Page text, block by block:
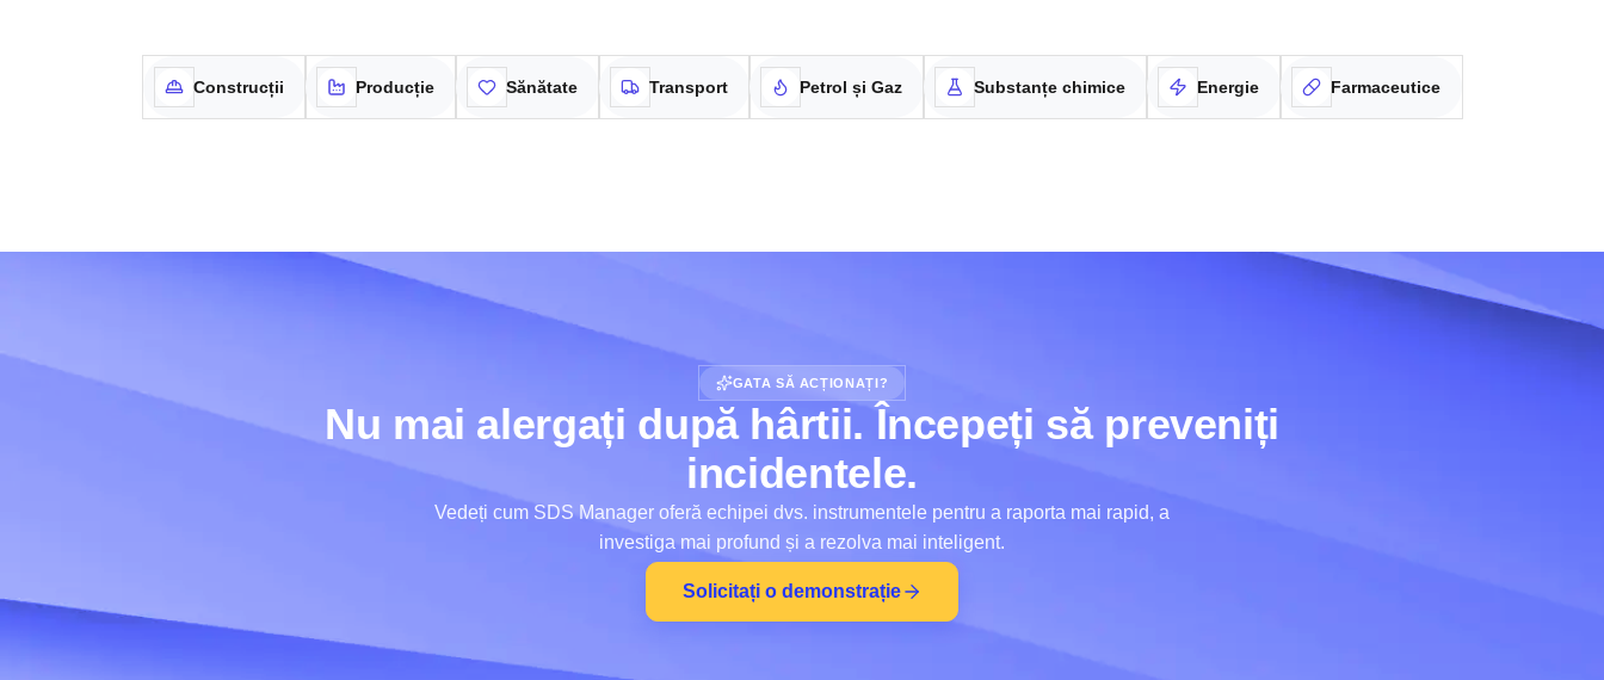
Construcții Producție Sănătate Transport Petrol și Gaz Substanțe chimice Energie Farmaceutice
GATA SĂ ACȚIONAȚI?
Nu mai alergați după hârtii. Începeți să preveniți
incidentele.
Vedeți cum SDS Manager oferă echipei dvs. instrumentele pentru a raporta mai rapid, a
investiga mai profund și a rezolva mai inteligent.
Solicitați o demonstrație